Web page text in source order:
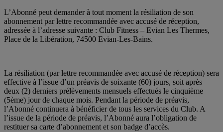
L’Abonné peut demander à tout moment la résiliation de son
abonnement par lettre recommandée avec accusé de réception,
adressée à l’adresse suivante : Club Fitness – Evian Les Thermes,
Place de la Libération, 74500 Evian-Les-Bains.
La résiliation (par lettre recommandée avec accusé de réception) sera
effective à l’issue d’un préavis de soixante (60) jours, soit après
deux (2) derniers prélèvements mensuels effectués le cinquième
(5ème) jour de chaque mois. Pendant la période de préavis,
l’Abonné continuera à bénéficier de tous les services du Club. A
l’issue de la période de préavis, l’Abonné aura l’obligation de
restituer sa carte d’abonnement et son badge d’accès.